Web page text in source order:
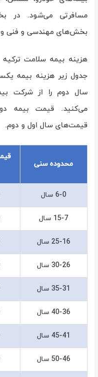
مسافرتی می‌شود. در
بخش‌های مهندسی و فنی و
هزینه بیمه سلامت
جدول زیر هزینه بیمه
سال دوم را از شرکت
می‌کنید. قیمت بیمه
قیمت‌های سال اول و دوم.
محدوده سنی
6-0 سال
15-7 سال
25-16 سال
30-26 سال
35-31 سال
40-36 سال
45-41 سال
50-46 سال